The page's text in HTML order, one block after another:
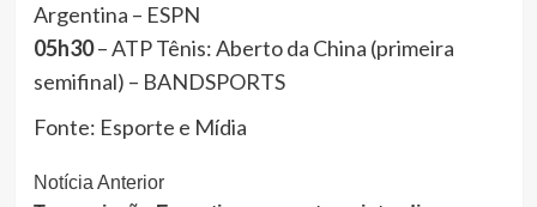
Argentina – ESPN
05h30– ATP Tênis: Aberto da China (primeira
semifinal) – BANDSPORTS
Fonte: Esporte e Mídia
Continue
Notícia Anterior